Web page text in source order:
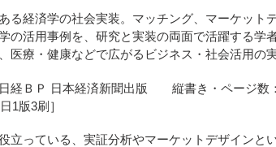
商
品
を
加
す
経済学の社会実装。マッチング、マーケット
の活用事例を、研究と実装の両面で活躍する学
医療・健康などで広がるビジネス・社会活用の
経ＢＰ 日本経済新聞出版 縦書き・ページ数
版3刷］
っている、実証分析やマーケットデザインと